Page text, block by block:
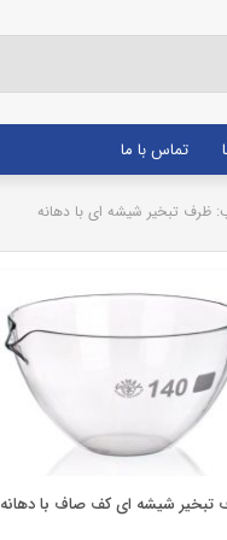
تماس با ما
ظرف تبخیر شیشه ای با دهانه
ظروف آزمایشگاهی
تبخیر شیشه ای کف صاف با دهانه